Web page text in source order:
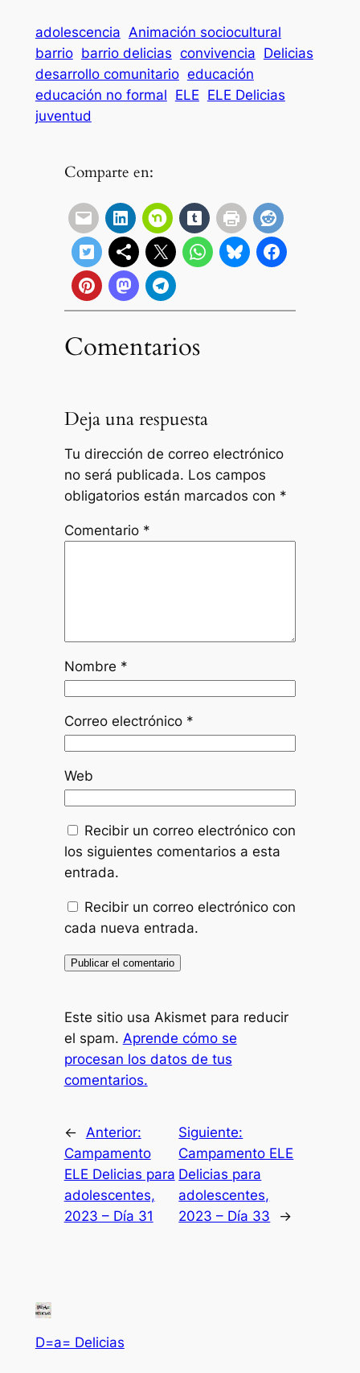
adolescencia Animación sociocultural
barrio barrio delicias convivencia Delicias
desarrollo comunitario educación
educación no formal ELE ELE Delicias
juventud
Comparte en:
Comentarios
Deja una respuesta
Tu dirección de correo electrónico
no será publicada. Los campos
obligatorios están marcados con *
Comentario *
Nombre *
Correo electrónico *
Web
Recibir un correo electrónico con
los siguientes comentarios a esta
entrada.
Recibir un correo electrónico con
cada nueva entrada.
Este sitio usa Akismet para reducir
el spam. Aprende cómo se
procesan los datos de tus
comentarios.
← Anterior:
Campamento
ELE Delicias para
adolescentes,
2023 – Día 31
Siguiente:
Campamento ELE
Delicias para
adolescentes,
2023 – Día 33
→
D=a= Delicias